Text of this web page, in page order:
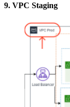
9. VPC Staging